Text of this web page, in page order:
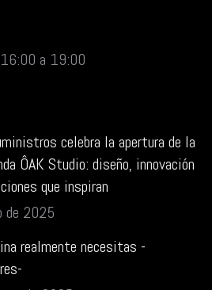
a 19:00
celebra la apertura de la
ÔAK Studio: diseño, innovación
que inspiran
de 2025
realmente necesitas -